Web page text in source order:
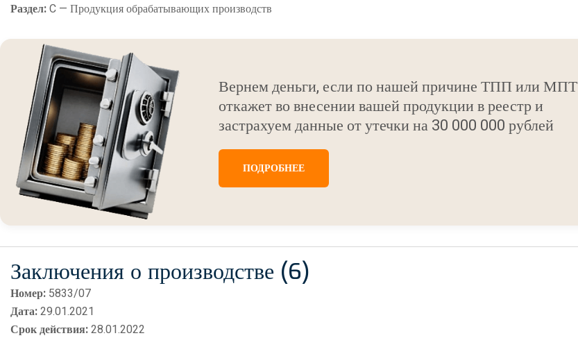
Раздел:C — Продукция обрабатывающих производств
Вернем деньги, если по нашей причине ТПП или МПТ
откажет во внесении вашей продукции в реестр и
застрахуем данные от утечки на 30 000 000 рублей
ПОДРОБНЕЕ
Заключения о производстве (6)
Номер: 5833/07
Дата:29.01.2021
Срок действия:28.01.2022